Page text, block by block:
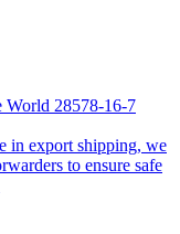
World 28578-16-7
in export shipping, we
to ensure safe